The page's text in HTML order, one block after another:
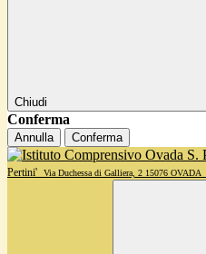
Chiudi
Conferma
Annulla Conferma
Pertini'
Via Duchessa di Galliera, 2 15076 OVADA